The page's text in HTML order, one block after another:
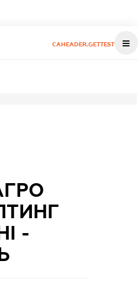
CAHEADER.GETTEST
-